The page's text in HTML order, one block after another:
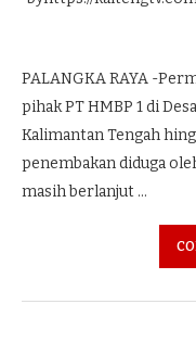
PALANGKA RAYA -
pihak PT HMBP 1 di
Kalimantan Tengah
penembakan diduga
masih berlanjut …